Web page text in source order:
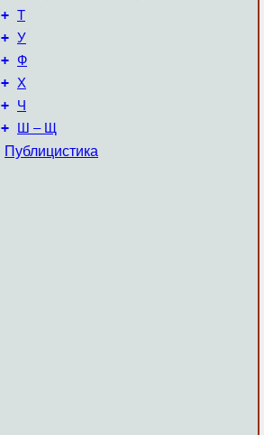
+ Т
+ У
+ Ф
+ Х
+ Ч
+ Ш – Щ
Публицистика